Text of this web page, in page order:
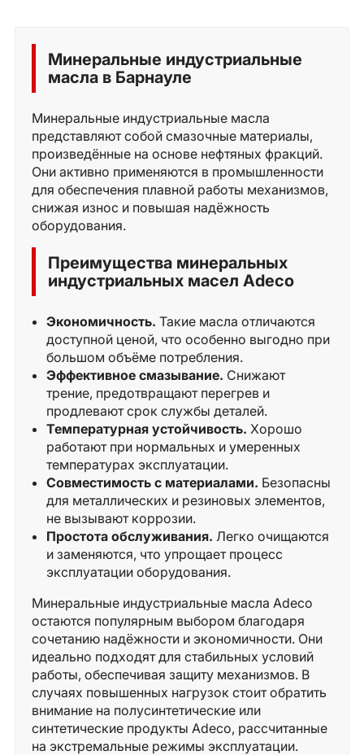
Минеральные индустриальные
масла в Барнауле
Минеральные индустриальные масла
представляют собой смазочные материалы,
произведённые на основе нефтяных фракций.
Они активно применяются в промышленности
для обеспечения плавной работы механизмов,
снижая износ и повышая надёжность
оборудования.
Преимущества минеральных
индустриальных масел Adeco
Экономичность. Такие масла отличаются
доступной ценой, что особенно выгодно при
большом объёме потребления.
Эффективное смазывание. Снижают
трение, предотвращают перегрев и
продлевают срок службы деталей.
Температурная устойчивость. Хорошо
работают при нормальных и умеренных
температурах эксплуатации.
Совместимость с материалами. Безопасны
для металлических и резиновых элементов,
не вызывают коррозии.
Простота обслуживания. Легко очищаются
и заменяются, что упрощает процесс
эксплуатации оборудования.
Минеральные индустриальные масла Adeco
остаются популярным выбором благодаря
сочетанию надёжности и экономичности. Они
идеально подходят для стабильных условий
работы, обеспечивая защиту механизмов. В
случаях повышенных нагрузок стоит обратить
внимание на полусинтетические или
синтетические продукты Adeco, рассчитанные
на экстремальные режимы эксплуатации.